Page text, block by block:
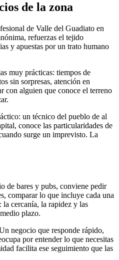
de la zona
de Valle del Guadiato en
refuerzas el tejido
y apuestas por un trato humano
muy prácticas: tiempos de
sin sorpresas, atención en
con alguien que conoce el terreno
un técnico del pueblo de al
conoce las particularidades de
surge un imprevisto. La
de bares y pubs, conviene pedir
comparar lo que incluye cada una
cercanía, la rapidez y las
plazo.
negocio que responde rápido,
por entender lo que necesitas
facilita ese seguimiento que las